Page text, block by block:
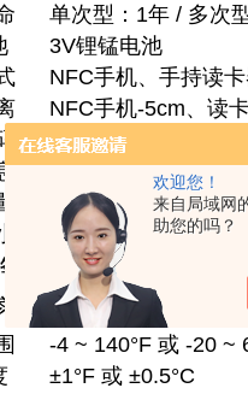
欢迎您！
来自局域网
助您的吗？
单次型：1年 / 多次
3V锂锰电池
NFC手机、手持读
NFC手机-5cm、读
可设，默认无密码直
公司、品名、产地
约10g
70mm*50mm*2.4mm
温度记录仪-4 ~ 140°F
数】
-4 ~ 140°F 或 -20 ~
±1°F 或 ±0.5°C